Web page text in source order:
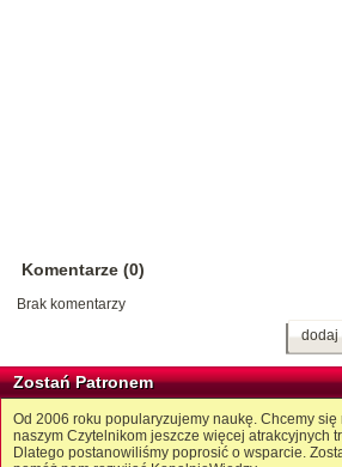
Komentarze (0)
Brak komentarzy
dodaj
Zostań Patronem
Od 2006 roku popularyzujemy naukę. Chcemy
naszym Czytelnikom jeszcze więcej atrakcyjnych
Dlatego postanowiliśmy poprosić o wsparcie.